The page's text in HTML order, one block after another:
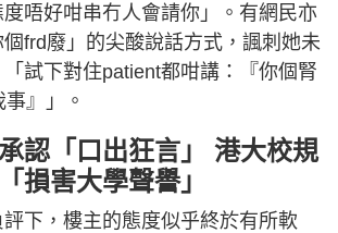
唔好咁串冇人會請你」。有網民亦
frd廢」的尖酸說話方式，諷刺她未
試下對住patient都咁講：『你個腎
』」。
認「口出狂言」 港大校規
損害大學聲譽」
下，樓主的態度似乎終於有所軟